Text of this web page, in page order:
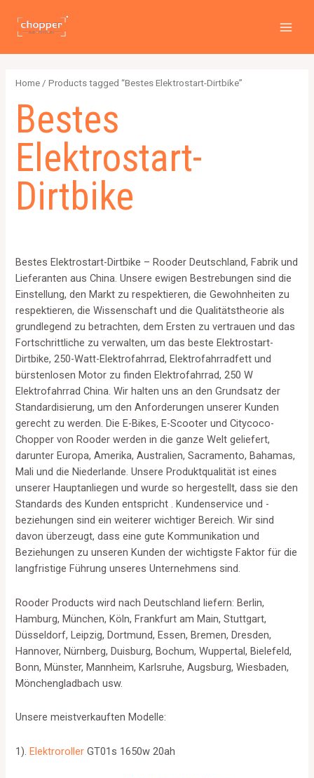
Inhalt
springen
p
d
u
d
u
c
t
s
d
u
c
t
s
d
u
c
t
s
d
u
c
t
s
r
u
c
Home / Products tagged “Bestes Elektrostart-Dirtbike”
Bestes
Elektrostart-
Dirtbike
Bestes Elektrostart-Dirtbike – Rooder Deutschland, Fabrik und
Lieferanten aus China. Unsere ewigen Bestrebungen sind die
Einstellung, den Markt zu respektieren, die Gewohnheiten zu
respektieren, die Wissenschaft und die Qualitätstheorie als
grundlegend zu betrachten, dem Ersten zu vertrauen und das
Fortschrittliche zu verwalten, um das beste Elektrostart-
Dirtbike, 250-Watt-Elektrofahrrad, Elektrofahrradfett und
bürstenlosen Motor zu finden Elektrofahrrad, 250 W
Elektrofahrrad China. Wir halten uns an den Grundsatz der
Standardisierung, um den Anforderungen unserer Kunden
gerecht zu werden. Die E-Bikes, E-Scooter und Citycoco-
Chopper von Rooder werden in die ganze Welt geliefert,
darunter Europa, Amerika, Australien, Sacramento, Bahamas,
Mali und die Niederlande. Unsere Produktqualität ist eines
unserer Hauptanliegen und wurde so hergestellt, dass sie den
Standards des Kunden entspricht . Kundenservice und -
beziehungen sind ein weiterer wichtiger Bereich. Wir sind
davon überzeugt, dass eine gute Kommunikation und
Beziehungen zu unseren Kunden der wichtigste Faktor für die
langfristige Führung unseres Unternehmens sind.
Rooder Products wird nach Deutschland liefern: Berlin,
Hamburg, München, Köln, Frankfurt am Main, Stuttgart,
Düsseldorf, Leipzig, Dortmund, Essen, Bremen, Dresden,
Hannover, Nürnberg, Duisburg, Bochum, Wuppertal, Bielefeld,
Bonn, Münster, Mannheim, Karlsruhe, Augsburg, Wiesbaden,
Mönchengladbach usw.
Unsere meistverkauften Modelle:
1).Elektroroller GT01s 1650w 20ah